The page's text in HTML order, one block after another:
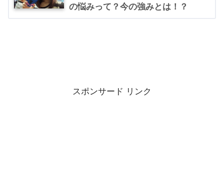
の悩みって？今の強みとは！？
スポンサード リンク